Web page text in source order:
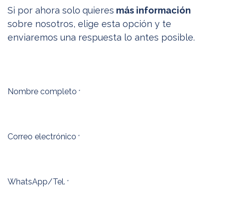
Si por ahora solo quieres más información
sobre nosotros, elige esta opción y te
enviaremos una respuesta lo antes posible.
Nombre completo *
Correo electrónico *
WhatsApp/Tel. *